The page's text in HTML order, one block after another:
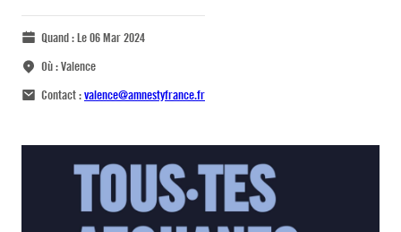
Quand :Le 06 Mar 2024
Où :Valence
Contact :valence@amnestyfrance.fr